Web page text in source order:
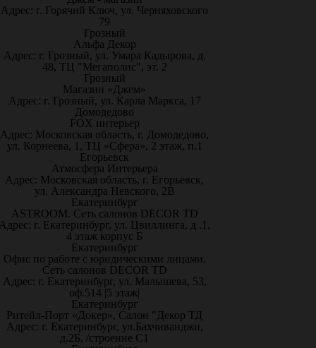
Адрес: г. Горячий Ключ, ул. Черняховского
79
Грозный
Альфа Декор
Адрес: г. Грозный, ул. Умара Кадырова, д.
48, ТЦ "Мегаполис", эт. 2
Грозный
Магазин «Джем»
Адрес: г. Грозный, ул. Карла Маркса, 17
Домодедово
FOX интерьер
Адрес: Московская область, г. Домодедово,
ул. Корнеева, 1, ТЦ «Сфера», 2 этаж, п.1
Егорьевск
Атмосфера Интерьера
Адрес: Московская область, г. Егорьевск,
ул. Александра Невского, 2В
Екатеринбург
ASTROOM. Сеть салонов DECOR TD
г. Екатеринбург, ул. Цвиллинга, д .1,
4 этаж корпус Б
Екатеринбург
Офис по работе с юридическими лицами.
Сеть салонов DECOR TD
Адрес: г. Екатеринбург, ул. Малышева, 53,
оф.514 |5 этаж|
Екатеринбург
Ритейл-Порт «Докер», Салон "Декор ТД
Адрес: г. Екатеринбург, ул.Бахчиванджи,
д.2Б, /строение С1